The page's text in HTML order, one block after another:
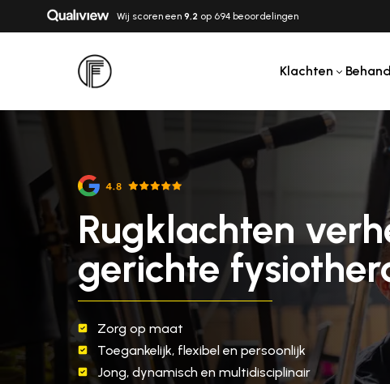
Wij scoren een 9,2 op 694 beoordelingen
Klachten
Rugklachten
gerichte
Zorg op maat
Toegankelijk, flexibel en persoonlijk
Jong, dynamisch en multidisciplinair